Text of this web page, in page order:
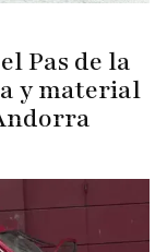
Pas de la
y material